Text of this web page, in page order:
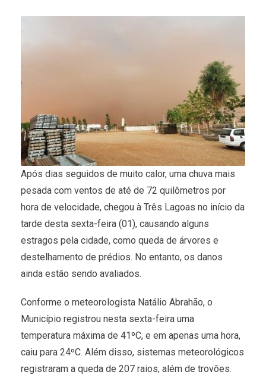
Após dias seguidos de muito calor, uma chuva mais
pesada com ventos de até de 72 quilômetros por
hora de velocidade, chegou à Três Lagoas no início da
tarde desta sexta-feira (01), causando alguns
estragos pela cidade, como queda de árvores e
destelhamento de prédios. No entanto, os danos
ainda estão sendo avaliados.
Conforme o meteorologista Natálio Abrahão, o
Município registrou nesta sexta-feira uma
temperatura máxima de 41ºC, e em apenas uma hora,
caiu para 24ºC. Além disso, sistemas meteorológicos
registraram a queda de 207 raios, além de trovões.